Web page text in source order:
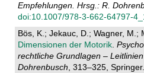
Empfehlungen. Hrsg.: R.
doi:10.1007/978-3-662-64797-
Bös, K.; Jekauc, D.; Wagner, M.;
Dimensionen der Motorik.
rechtliche Grundlagen –
Dohrenbusch, 313–325, Springer.